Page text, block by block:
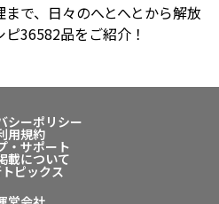
で、日々のへとへとから解放
36582品をご紹介！
シーポリシー
用規約
・サポート
載について
ピックス